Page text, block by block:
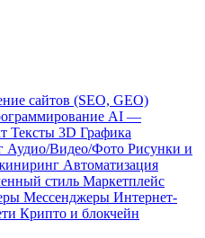
сайтов (SEO, GEO)
AI —
Тексты 3D Графика
Аудио/Видео/Фото Рисунки и
Автоматизация
стиль Маркетплейс
Мессенджеры Интернет-
Крипто и блокчейн